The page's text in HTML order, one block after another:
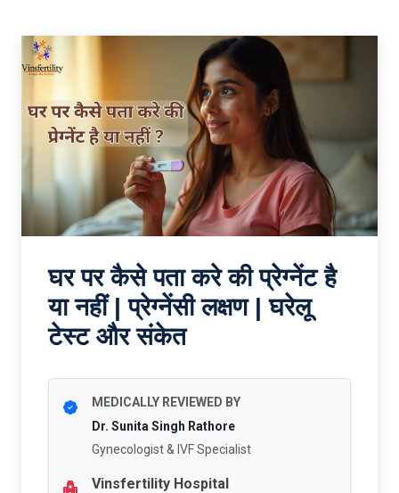
घर पर कैसे पता करे की प्रेग्नेंट है
या नहीं | प्रेग्नेंसी लक्षण | घरेलू
टेस्ट और संकेत
MEDICALLY REVIEWED BY
Dr. Sunita Singh Rathore
Gynecologist & IVF Specialist
Vinsfertility Hospital